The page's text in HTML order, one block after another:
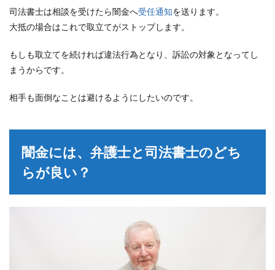
司法書士は相談を受けたら闇金へ受任通知を送ります。
大抵の場合はこれで取立てがストップします。
もしも取立てを続ければ違法行為となり、訴訟の対象となってし
まうからです。
相手も面倒なことは避けるようにしたいのです。
闇金には、弁護士と司法書士のどち
らが良い？